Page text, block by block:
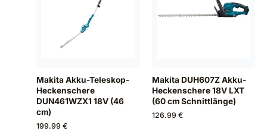
Makita Akku-Teleskop-
Heckenschere
DUN461WZX1 18V (46
cm)
199.99 €
Makita DUH607Z Akku-
Heckenschere 18V LXT
(60 cm Schnittlänge)
126.99 €